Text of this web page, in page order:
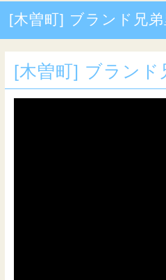
[木曽町] ブランド兄弟
[木曽町] ブランド